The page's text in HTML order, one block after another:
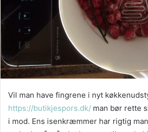
Vil man have fingrene i nyt
https://butikjespors.dk/ man bør rette
i mod. Ens isenkræmmer har rigtig